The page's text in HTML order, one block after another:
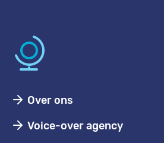
Over ons
Voice-over agency